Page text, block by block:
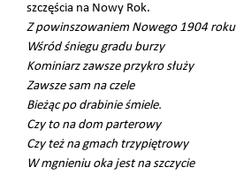
szczęścia na Nowy Rok.
Z powinszowaniem Nowego 1904 roku
Wśród śniegu gradu burzy
Kominiarz zawsze przykro służy
Zawsze sam na czele
Bieżąc po drabinie śmiele.
Czy to na dom parterowy
Czy też na gmach trzypiętrowy
W mgnieniu oka jest na szczycie